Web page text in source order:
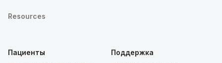
Resources
Пациенты
Поддержка